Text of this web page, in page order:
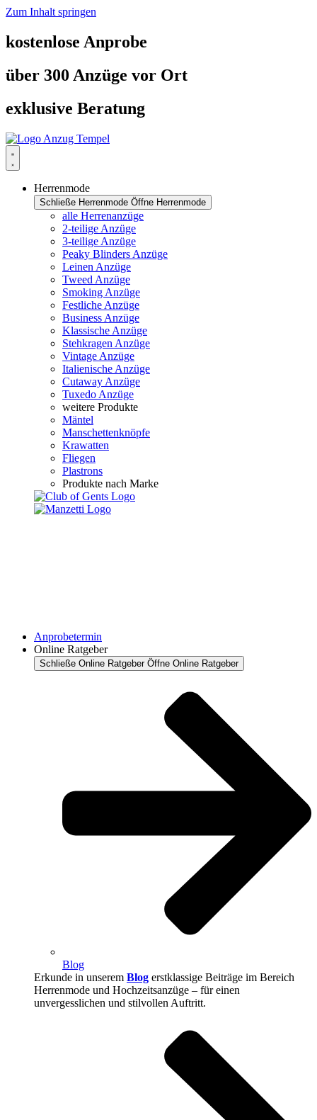
Zum Inhalt springen
kostenlose Anprobe
über 300 Anzüge vor Ort
exklusive Beratung
Herrenmode
Schließe Herrenmode Öffne Herrenmode
alle Herrenanzüge
2-teilige Anzüge
3-teilige Anzüge
Peaky Blinders Anzüge
Leinen Anzüge
Tweed Anzüge
Smoking Anzüge
Festliche Anzüge
Business Anzüge
Klassische Anzüge
Stehkragen Anzüge
Vintage Anzüge
Italienische Anzüge
Cutaway Anzüge
Tuxedo Anzüge
weitere Produkte
Mäntel
Manschettenknöpfe
Krawatten
Fliegen
Plastrons
Produkte nach Marke
Anprobetermin
Online Ratgeber
Schließe Online Ratgeber Öffne Online Ratgeber
Blog
Erkunde in unserem Blog erstklassige Beiträge im Bereich
Herrenmode und Hochzeitsanzüge – für einen
unvergesslichen und stilvollen Auftritt.